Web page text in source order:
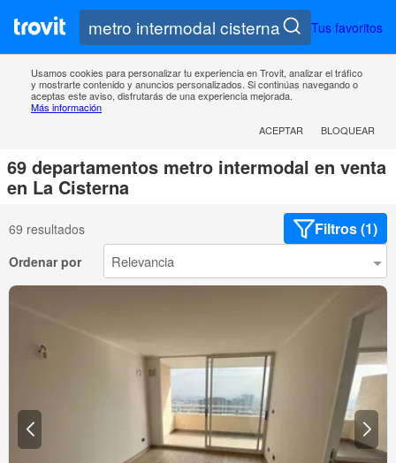
Tus favoritos
Usamos cookies para personalizar tu experiencia en Trovit, analizar el tráfico
y mostrarte contenido y anuncios personalizados. Si continúas navegando o
aceptas este aviso, disfrutarás de una experiencia mejorada.
Más información
ACEPTAR
BLOQUEAR
69 departamentos metro intermodal en venta
en La Cisterna
69 resultados Filtros (1)
Ordenar por